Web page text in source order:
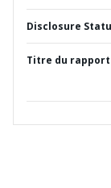
Disclosure
Titre du rapport